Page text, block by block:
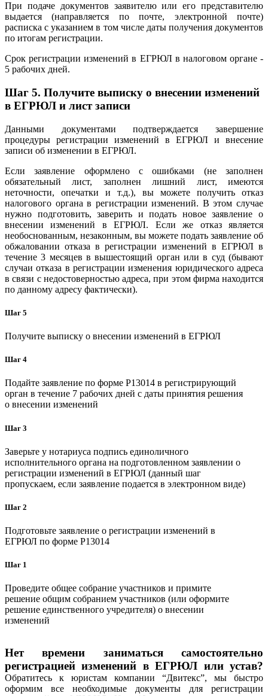
При подаче документов заявителю или его представителю
выдается (направляется по почте, электронной почте)
расписка с указанием в том числе даты получения документов
по итогам регистрации.
Срок регистрации изменений в ЕГРЮЛ в налоговом органе -
5 рабочих дней.
Шаг 5. Получите выписку о внесении изменений
в ЕГРЮЛ и лист записи
Данными документами подтверждается завершение
процедуры регистрации изменений в ЕГРЮЛ и внесение
записи об изменении в ЕГРЮЛ.
Если заявление оформлено с ошибками (не заполнен
обязательный лист, заполнен лишний лист, имеются
неточности, опечатки и т.д.), вы можете получить отказ
налогового органа в регистрации изменений. В этом случае
нужно подготовить, заверить и подать новое заявление о
внесении изменений в ЕГРЮЛ. Если же отказ является
необоснованным, незаконным, вы можете подать заявление об
обжаловании отказа в регистрации изменений в ЕГРЮЛ в
течение 3 месяцев в вышестоящий орган или в суд (бывают
случаи отказа в регистрации изменения юридического адреса
в связи с недостоверностью адреса, при этом фирма находится
по данному адресу фактически).
Шаг 5
Получите выписку о внесении изменений в ЕГРЮЛ
Шаг 4
Подайте заявление по форме P13014 в регистрирующий
орган в течение 7 рабочих дней с даты принятия решения
о внесении изменений
Шаг 3
Заверьте у нотариуса подпись единоличного
исполнительного органа на подготовленном заявлении о
регистрации изменений в ЕГРЮЛ (данный шаг
пропускаем, если заявление подается в электронном виде)
Шаг 2
Подготовьте заявление о регистрации изменений в
ЕГРЮЛ по форме P13014
Шаг 1
Проведите общее собрание участников и примите
решение общим собранием участников (или оформите
решение единственного учредителя) о внесении
изменений
Нет времени заниматься самостоятельно
регистрацией изменений в ЕГРЮЛ или устав?
Обратитесь к юристам компании “Двитекс”, мы быстро
оформим все необходимые документы для регистрации